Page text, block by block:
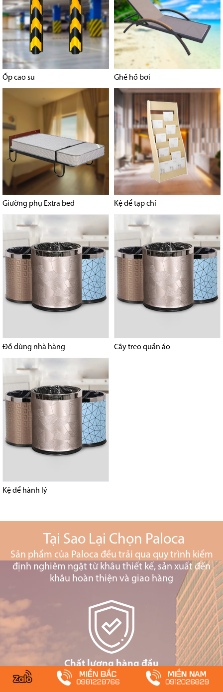
Ốp cao su Ghế hồ bơi
Giường phụ Extra bed Kệ để tạp chí
Đồ dùng nhà hàng Cây treo quần áo
Kệ để hành lý
Tại Sao Lại Chọn Paloca
Sản phẩm của Paloca đều trải qua quy trình kiểm
định nghiêm ngặt từ khâu thiết kế, sản xuất đến
khâu hoàn thiện và giao hàng
Chất lượng hàng đầu
Là thương hiệu hàng đầu Việt Nam và hàng đầu ASEAN